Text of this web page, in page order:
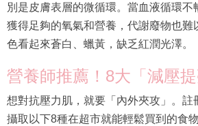
別是皮膚表層的微循環。當血液循環不
獲得足夠的氧氣和營養，代謝廢物也難
色看起來蒼白、蠟黃，缺乏紅潤光澤。
營養師推薦！8大「減壓
想對抗壓力肌，就要「內外夾攻」。註
攝取以下8種在超市就能輕鬆買到的食